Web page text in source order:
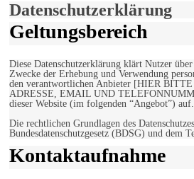
Datenschutzerklärung
Geltungsbereich
Diese Datenschutzerklärung klärt Nutzer
Zwecke der Erhebung und Verwendung
den verantwortlichen Anbieter [HIER
ADRESSE, EMAIL UND
dieser Website (im folgenden “Angebot”) auf.
Die rechtlichen Grundlagen des
Bundesdatenschutzgesetz (BDSG) und dem
Kontaktaufnahme